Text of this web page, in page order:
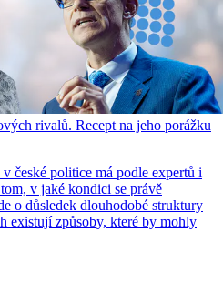
rivalů. Recept na jeho porážku
české politice má podle expertů i
v jaké kondici se právě
o důsledek dlouhodobé struktury
existují způsoby, které by mohly